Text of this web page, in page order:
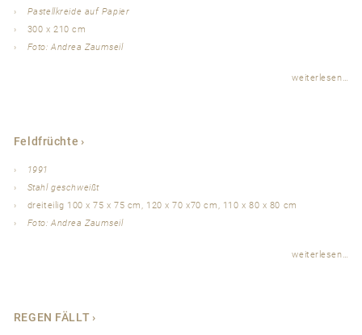
Pastellkreide auf Papier
300 x 210 cm
Foto: Andrea Zaumseil
weiterlesen…
Feldfrüchte
1991
Stahl geschweißt
dreiteilig 100 x 75 x 75 cm, 120 x 70 x70 cm, 110 x 80 x 80 cm
Foto: Andrea Zaumseil
weiterlesen…
REGEN FÄLLT